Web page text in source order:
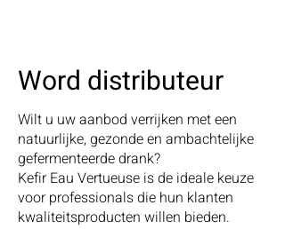
Word distributeur
Wilt u uw aanbod verrijken met een
natuurlijke, gezonde en ambachtelijke
gefermenteerde drank?
Kefir Eau Vertueuse is de ideale keuze
voor professionals die hun klanten
kwaliteitsproducten willen bieden.